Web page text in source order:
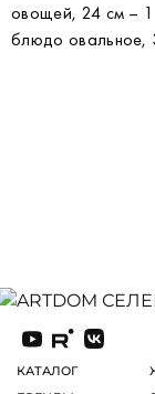
овощей, 24 см –
блюдо овальное,
КАТАЛОГ